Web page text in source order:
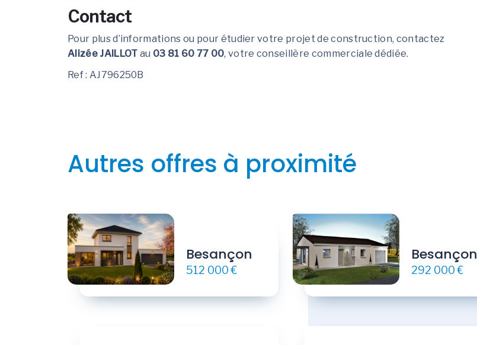
Contact
Pour plus d’informations ou pour étudier votre projet de construction, contactez
Alizée JAILLOT au 03 81 60 77 00, votre conseillère commerciale dédiée.
Ref : AJ796250B
Autres offres à proximité
Besançon
512 000 €
Besançon
292 000 €